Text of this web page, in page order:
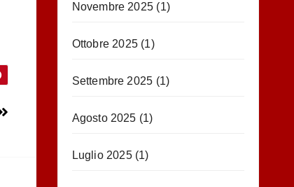
Novembre 2025 (1)
Ottobre 2025(1)
Settembre 2025 (1)
Agosto 2025 (1)
Luglio 2025(1)